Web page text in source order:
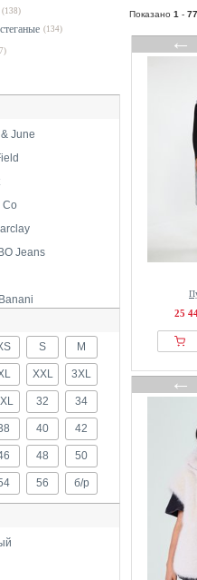
(138)
(134)
June
Co
Jeans
GASPARI
rebel
Chapot
With Love
S M
XXL 3XL
32 34
40 42
48 50
56 б/р
Показано 1 - 77
25